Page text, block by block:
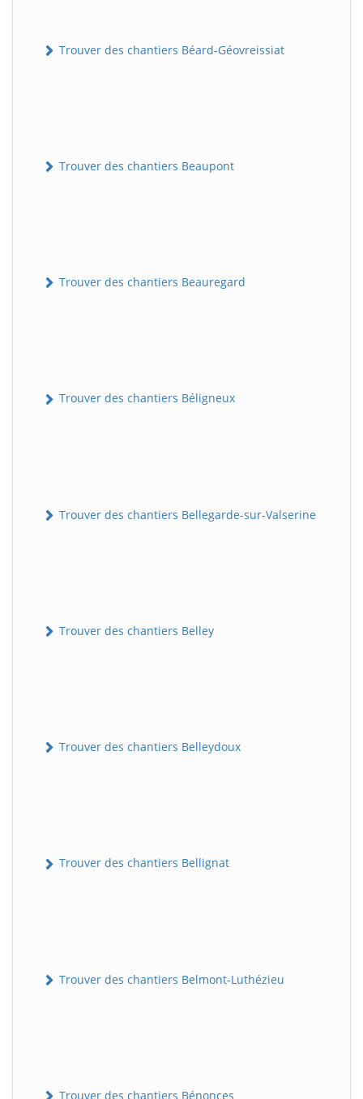
Trouver des chantiers Béard-Géovreissiat
Trouver des chantiers Beaupont
Trouver des chantiers Beauregard
Trouver des chantiers Béligneux
Trouver des chantiers Bellegarde-sur-Valserine
Trouver des chantiers Belley
Trouver des chantiers Belleydoux
Trouver des chantiers Bellignat
Trouver des chantiers Belmont-Luthézieu
Trouver des chantiers Bénonces